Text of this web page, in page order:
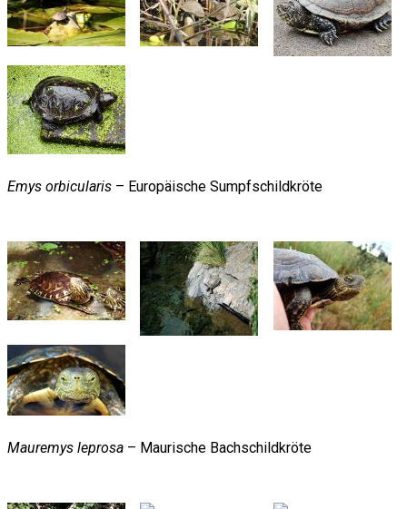
Emys orbicularis – Europäische Sumpfschildkröte
Mauremys leprosa – Maurische Bachschildkröte